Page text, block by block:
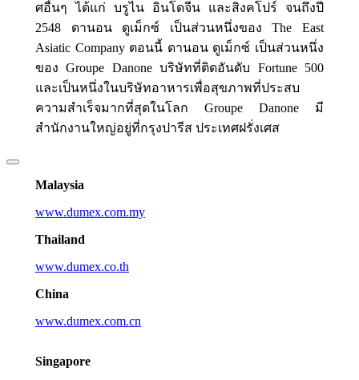
ศอื่นๆ ได้แก่ บรูไน อินโดจีน และสิงคโปร์ จนถึงปี
2548 ดานอน ดูเม็กซ์ เป็นส่วนหนึ่งของ The East
Asiatic Company ตอนนี้ ดานอน ดูเม็กซ์ เป็นส่วนหนึ่ง
ของ Groupe Danone บริษัทที่ติดอันดับ Fortune 500
และเป็นหนึ่งในบริษัทอาหารเพื่อสุขภาพที่ประสบ
ความสำเร็จมากที่สุดในโลก Groupe Danone มี
สำนักงานใหญ่อยู่ที่กรุงปารีส ประเทศฝรั่งเศส
Malaysia
www.dumex.com.my
Thailand
www.dumex.co.th
China
www.dumex.com.cn
Singapore